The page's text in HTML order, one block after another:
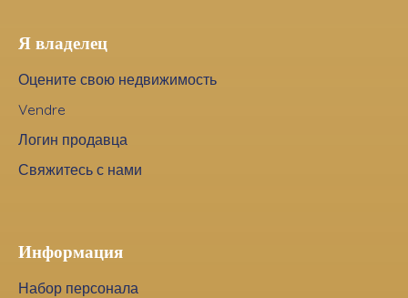
Я владелец
Оцените свою недвижимость
Vendre
Логин продавца
Свяжитесь с нами
Информация
Набор персонала